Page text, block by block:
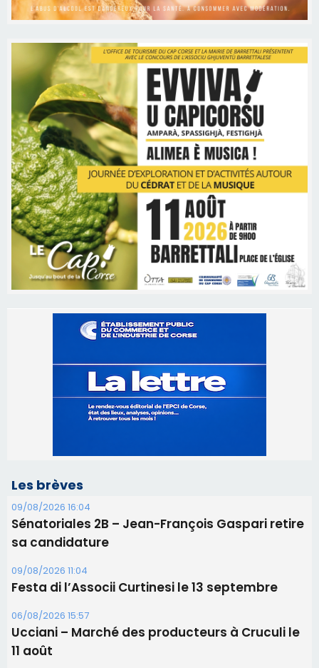
09/08/2026 16:04
Sénatoriales 2B – Jean-François Gaspari retire
sa candidature
Festa di l’Associi Curtinesi le 13 septembre
06/08/2026 15:57
Ucciani – Marché des producteurs à Cruculi le
11 août
06/08/2026 15:25
Corte – L’association A Nuciola organise une
projection sous les étoiles
06/08/2026 15:04
Alata - Soirée Tango Argentin au stade de San
Benedetto